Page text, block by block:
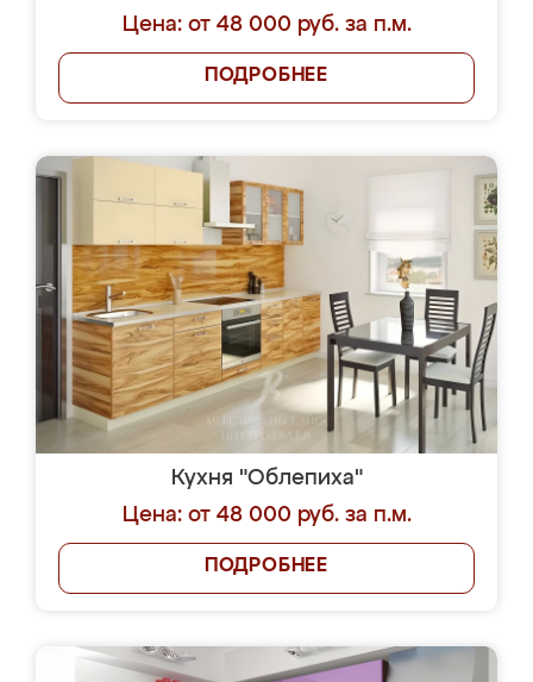
Цена: от 48 000 руб. за п.м.
ПОДРОБНЕЕ
Кухня "Облепиха"
Цена: от 48 000 руб. за п.м.
ПОДРОБНЕЕ